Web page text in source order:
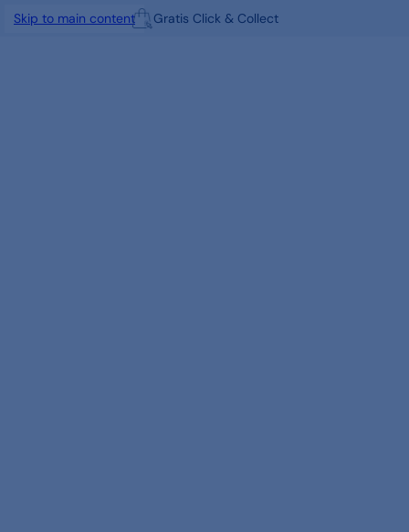
Skip to main content Gratis Click & Collect